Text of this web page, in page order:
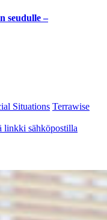
seudulle –
Situations Terrawise
linkki sähköpostilla